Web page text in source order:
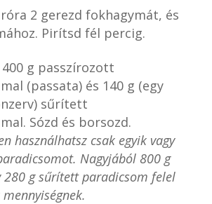
2 gerezd fokhagymát, és
Pirítsd fél percig.
g passzírozott
(passata) és 140 g (egy
sűrített
Sózd és borsozd.
használhatsz csak egyik vagy
Nagyjából 800 g
280 g sűrített paradicsom felel